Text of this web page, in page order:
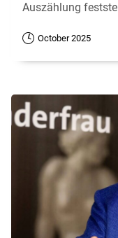
Auszählung
October 2025